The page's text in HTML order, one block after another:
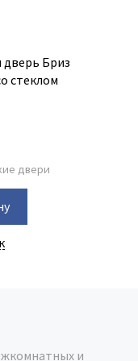
Бриз
стеклом
двери
и